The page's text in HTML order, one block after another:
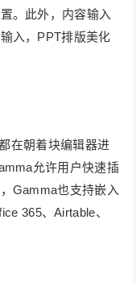
。此外，内容输入
入，PPT排版美化
在朝着块编辑器进
允许用户快速插
Gamma也支持嵌入
365、Airtable、